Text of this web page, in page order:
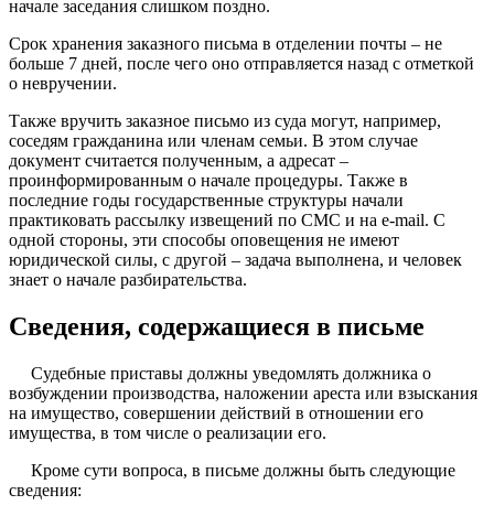
начале заседания слишком поздно.
Срок хранения заказного письма в отделении почты – не
больше 7 дней, после чего оно отправляется назад с отметкой
о невручении.
Также вручить заказное письмо из суда могут, например,
соседям гражданина или членам семьи. В этом случае
документ считается полученным, а адресат –
проинформированным о начале процедуры. Также в
последние годы государственные структуры начали
практиковать рассылку извещений по СМС и на e-mail. С
одной стороны, эти способы оповещения не имеют
юридической силы, с другой – задача выполнена, и человек
знает о начале разбирательства.
Сведения, содержащиеся в письме
Судебные приставы должны уведомлять должника о
возбуждении производства, наложении ареста или взыскания
на имущество, совершении действий в отношении его
имущества, в том числе о реализации его.
Кроме сути вопроса, в письме должны быть следующие
сведения: